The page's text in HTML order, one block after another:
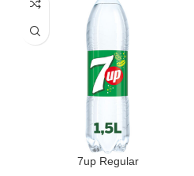
7up Regular